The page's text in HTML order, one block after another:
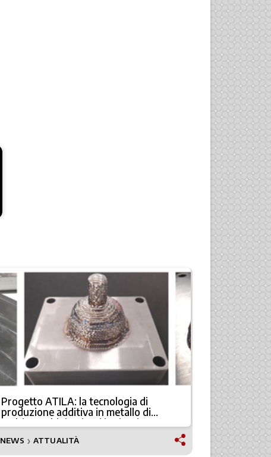
Progetto ATILA: la tecnologia di
produzione additiva in metallo di
Meltio per bioimpianti in titanio per
anca e ginocchio
NEWS ❯ ATTUALITÀ
Caracol
in Nord
NEWS